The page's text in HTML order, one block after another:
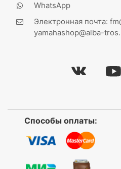
WhatsApp
Электронная почта:
yamahashop@alba-
Способы оплаты: